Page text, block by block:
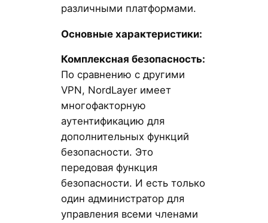
различными платформами.
Основные характеристики:
Комплексная безопасность:
По сравнению с другими
VPN, NordLayer имеет
многофакторную
аутентификацию для
дополнительных функций
безопасности. Это
передовая функция
безопасности. И есть только
один администратор для
управления всеми членами